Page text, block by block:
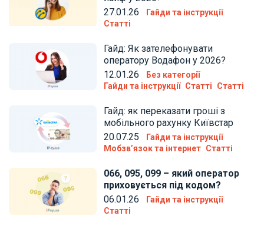
27.01.26
Гайди та інструкції
Статті
Гайд: Як зателефонувати
оператору Водафон у 2026?
12.01.26
Без категорії
Гайди та інструкції Статті Статті
Гайд: як переказати гроші з
мобільного рахунку Київстар
20.07.25
Гайди та інструкції
Мобзв’язок та інтернет Статті
066, 095, 099 – який оператор
приховується під кодом?
06.01.26
Гайди та інструкції
Статті